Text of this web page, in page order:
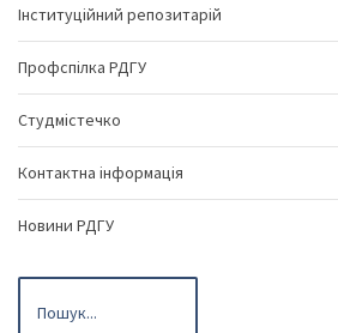
Інституційний репозитарій
Профспілка РДГУ
Студмістечко
Контактна інформація
Новини РДГУ